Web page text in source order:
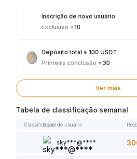
Inscrição de novo usuário
Exclusivo +10
Depósito total ≥ 100 USDT
Primeira conclusão +30
Ver mais
Tabela de classificação semanal
ClassificaçãoNome de usuário
sky***@****